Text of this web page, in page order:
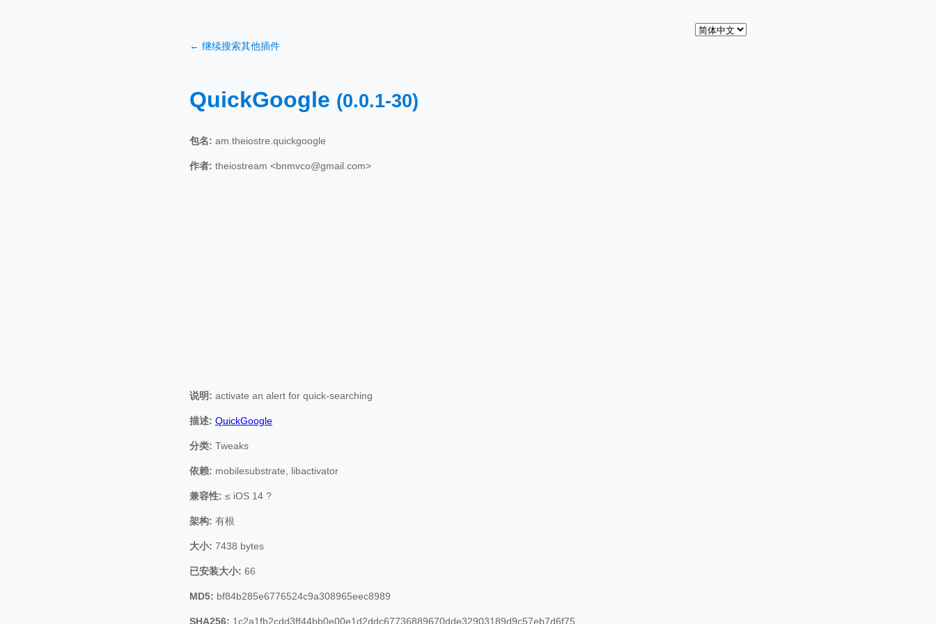
← 继续搜索其他插件
QuickGoogle (0.0.1-30)
包名: am.theiostre.quickgoogle
作者: theiostream <bnmvco@gmail.com>
说明: activate an alert for quick-searching
描述: QuickGoogle
分类: Tweaks
依赖: mobilesubstrate, libactivator
兼容性: ≤ iOS 14 ?
架构: 有根
大小: 7438 bytes
已安装大小: 66
MD5: bf84b285e6776524c9a308965eec8989
SHA256: 1c2a1fb2cdd3ff44bb0e00e1d2ddc67736889670dde32903189d9c57eb7d6f75